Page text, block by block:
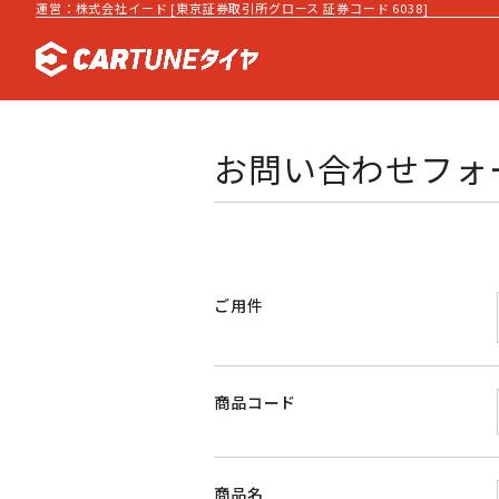
運営：株式会社イード [東京証券取引所グロース 証券コード 6038]
お問い合わせフォ
ご用件
商品コード
商品名